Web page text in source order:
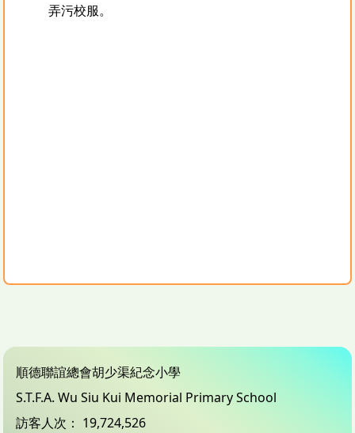
弄污校服。
順德聯誼總會胡少渠紀念小學
S.T.F.A. Wu Siu Kui Memorial Primary School
訪客人次： 19,724,526